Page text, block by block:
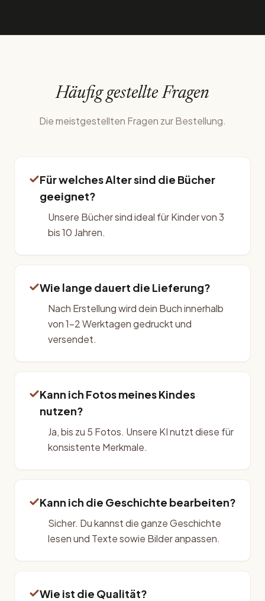
Häufig gestellte Fragen
Die meistgestellten Fragen zur Bestellung.
Für welches Alter sind die Bücher
geeignet?
Unsere Bücher sind ideal für Kinder von 3
bis 10 Jahren.
Wie lange dauert die Lieferung?
Nach Erstellung wird dein Buch innerhalb
von 1–2 Werktagen gedruckt und
versendet.
Kann ich Fotos meines Kindes
nutzen?
Ja, bis zu 5 Fotos. Unsere KI nutzt diese für
konsistente Merkmale.
Kann ich die Geschichte bearbeiten?
Sicher. Du kannst die ganze Geschichte
lesen und Texte sowie Bilder anpassen.
Wie ist die Qualität?